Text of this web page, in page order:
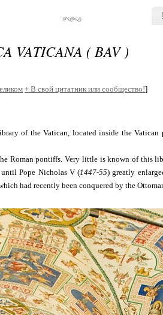
VATICANA ( BAV )
+ В свой цитатник или сообщество!]
of the Vatican, located inside the Vatican
Roman pontiffs. Very little is known of this
Pope Nicholas V (1447-55) greatly
had recently been conquered by the